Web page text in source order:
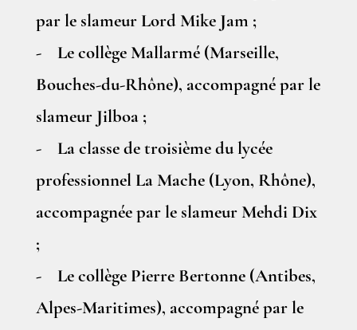
par le slameur Lord Mike Jam ;
- Le collège Mallarmé (Marseille,
Bouches-du-Rhône), accompagné par le
slameur Jilboa ;
- La classe de troisième du lycée
professionnel La Mache (Lyon, Rhône),
accompagnée par le slameur Mehdi Dix
;
- Le collège Pierre Bertonne (Antibes,
Alpes-Maritimes), accompagné par le